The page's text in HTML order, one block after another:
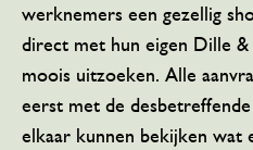
werknemers een gezellig
direct met hun eigen Dille
moois uitzoeken. Alle
eerst met de
elkaar kunnen bekijken wat